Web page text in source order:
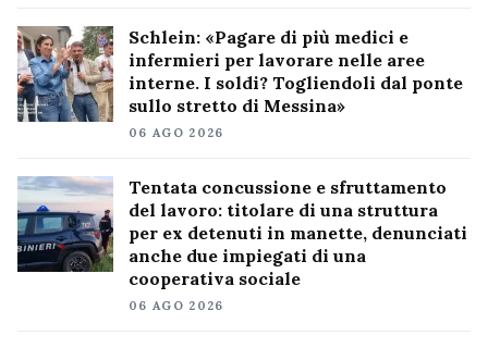
Schlein: «Pagare di più medici e
infermieri per lavorare nelle aree
interne. I soldi? Togliendoli dal ponte
sullo stretto di Messina»
06 AGO 2026
Tentata concussione e sfruttamento
del lavoro: titolare di una struttura
per ex detenuti in manette, denunciati
anche due impiegati di una
cooperativa sociale
06 AGO 2026